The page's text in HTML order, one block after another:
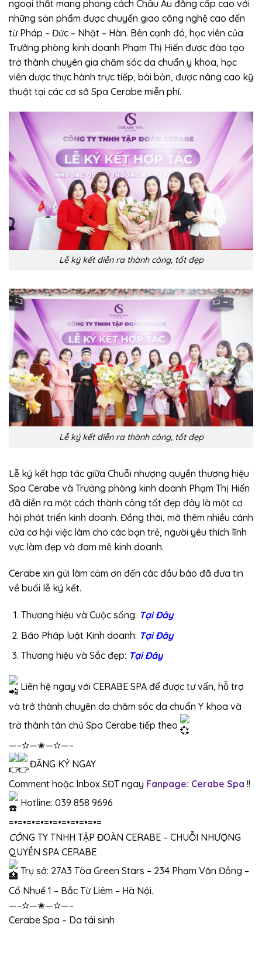
ngoại thất mang phong cách Châu Âu đẳng cấp cao với
những sản phẩm được chuyển giao công nghệ cao đến
từ Pháp – Đức – Nhật – Hàn. Bên cạnh đó, học viên của
Trưởng phòng kinh doanh Phạm Thị Hiến được đào tạo
trở thành chuyên gia chăm sóc da chuẩn y khoa, học
viên dược thực hành trực tiếp, bài bản, được nâng cao kỹ
thuật tại các cơ sở Spa Cerabe miễn phí.
Lễ ký kết diễn ra thành công, tốt đẹp
Lễ ký kết diễn ra thành công, tốt đẹp
Lễ ký kết hợp tác giữa Chuỗi nhượng quyền thương hiệu
Spa Cerabe và Trưởng phòng kinh doanh Phạm Thị Hiến
đã diễn ra một cách thành công tốt đẹp đây là một cơ
hội phát triển kinh doanh. Đồng thời, mở thêm nhiều cánh
cửa cơ hội việc làm cho các bạn trẻ, người yêu thích lĩnh
vực làm đẹp và đam mê kinh doanh.
Cerabe xin gửi làm cảm ơn đến các đầu báo đã đưa tin
về buổi lễ ký kết.
Thương hiệu và Cuộc sống: Tại Đây
Báo Pháp luật Kinh doanh: Tại Đây
Thương hiệu và Sắc đẹp: Tại Đây
Liên hệ ngay với CERABE SPA để được tư vấn, hỗ trợ
và trở thành chuyên da chăm sóc da chuẩn Y khoa và
trở thành tân chủ Spa Cerabe tiếp theo
—–✫—✬—✫—–
ĐĂNG KÝ NGAY
Comment hoặc Inbox SĐT ngay Fanpage: Cerabe Spa !!
Hotline: 039 858 9696
=•=•=•=•=•=•=•=•=•=•=
CÔNG TY TNHH TẬP ĐOÀN CERABE – CHUỖI NHƯỢNG
QUYỀN SPA CERABE
Trụ sở: 27A3 Tòa Green Stars – 234 Phạm Văn Đồng –
Cổ Nhuế 1 – Bắc Từ Liêm – Hà Nội.
—–✫—✬—✫—–
Cerabe Spa – Da tái sinh